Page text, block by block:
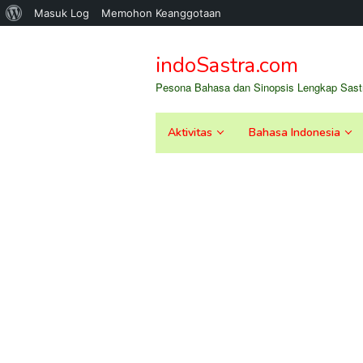
Tentang
Masuk Log Memohon Keanggotaan
kontenindoSastra.com
Pesona Bahasa dan Sinopsis Lengkap
Aktivitas Bahasa Indonesia